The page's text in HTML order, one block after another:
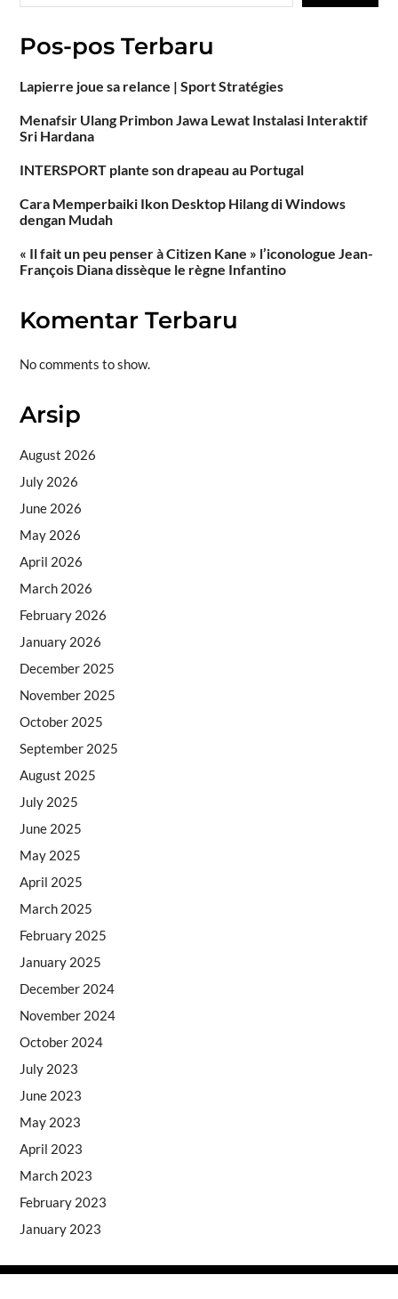
Pos-pos Terbaru
Lapierre joue sa relance | Sport Stratégies
Menafsir Ulang Primbon Jawa Lewat Instalasi Interaktif
Sri Hardana
INTERSPORT plante son drapeau au Portugal
Cara Memperbaiki Ikon Desktop Hilang di Windows
dengan Mudah
« Il fait un peu penser à Citizen Kane » l’iconologue Jean-
François Diana dissèque le règne Infantino
Komentar Terbaru
No comments to show.
Arsip
August 2026
July 2026
June 2026
May 2026
April 2026
March 2026
February 2026
January 2026
December 2025
November 2025
October 2025
September 2025
August 2025
July 2025
June 2025
May 2025
April 2025
March 2025
February 2025
January 2025
December 2024
November 2024
October 2024
July 2023
June 2023
May 2023
April 2023
March 2023
February 2023
January 2023